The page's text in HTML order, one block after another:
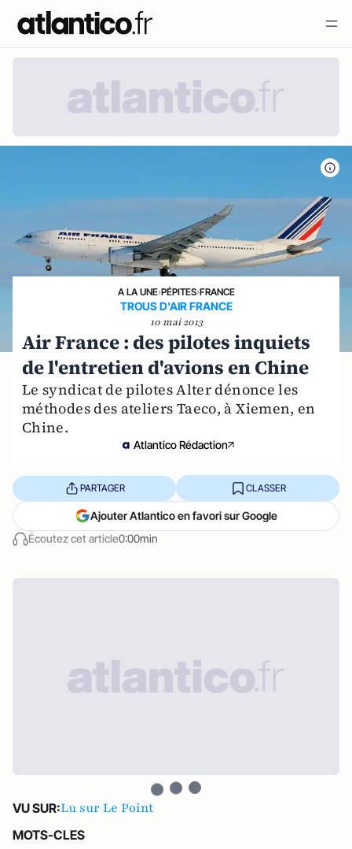
A LA UNE›PÉPITES›FRANCE
TROUS D'AIR FRANCE
10 mai 2013
Air France : des pilotes inquiets
de l'entretien d'avions en Chine
Le syndicat de pilotes Alter dénonce les
méthodes des ateliers Taeco, à Xiemen, en
Chine.
Atlantico Rédaction
Écoutez cet article0:00min
PARTAGER CLASSER
Ajouter Atlantico en favori sur Google
VU SUR:Lu sur Le Point
MOTS-CLES